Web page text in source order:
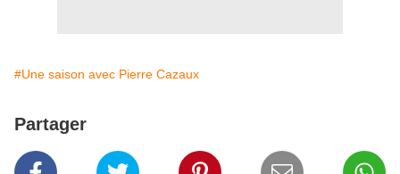
#Une saison avec Pierre Cazaux
Partager